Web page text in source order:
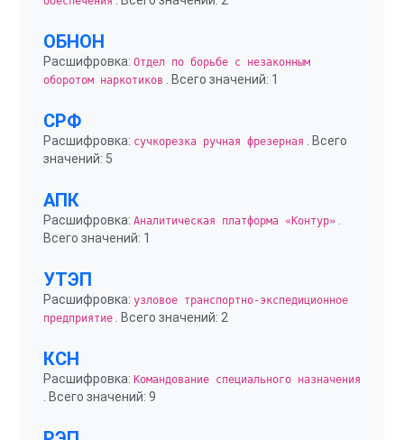
ОБНОН
Расшифровка: Отдел по борьбе с незаконным
оборотом наркотиков
. Всего значений: 1
СРФ
Расшифровка: сучкорезка ручная фрезерная
. Всего
значений: 5
АПК
Расшифровка: Аналитическая платформа «Контур»
Всего значений: 1
УТЭП
Расшифровка: узловое транспортно-экспедиционное
предприятие . Всего значений: 2
КСН
Расшифровка: Командование специального назначения
. Всего значений: 9